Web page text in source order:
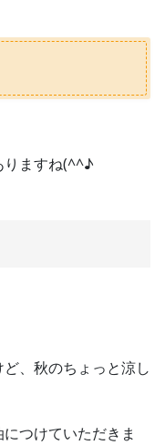
りますね(^^♪
、秋のちょっと涼し
つけていただきま